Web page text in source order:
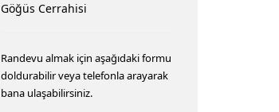
Göğüs Cerrahisi
Randevu almak için aşağıdaki formu
doldurabilir veya telefonla arayarak
bana ulaşabilirsiniz.